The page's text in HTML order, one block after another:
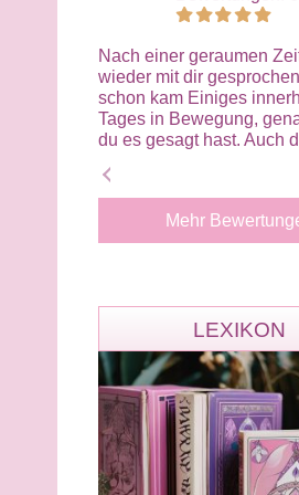
Nach einer geraumen
wieder mit dir
schon kam Einiges
Tages in Bewegung,
du es gesagt hast. Auch
Top
Mehr
LEXIKON